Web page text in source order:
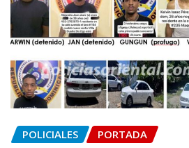
POLICIALES PORTADA